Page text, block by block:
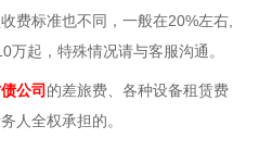
费标准也不同，一般在20%左右,
起，特殊情况请与客服沟通。
公司 的差旅费、各种设备租赁费
人全权承担的。